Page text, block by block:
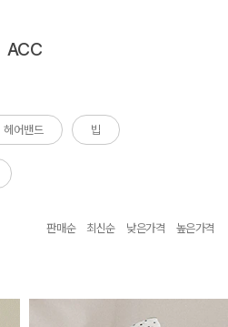
ACC
헤어밴드 빕
판매순 최신순 낮은가격 높은가격